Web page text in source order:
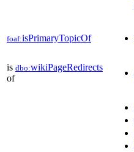
foaf:isPrimaryTopicOf
is dbo:wikiPageRedirects
of